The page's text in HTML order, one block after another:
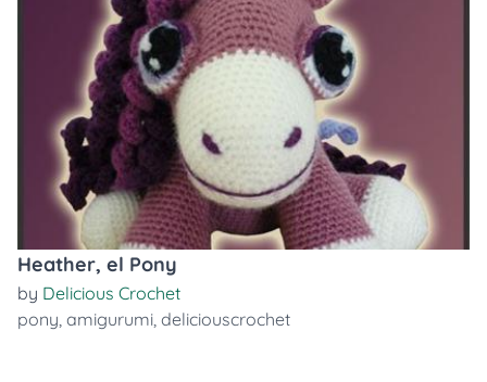
Heather, el Pony
by Delicious Crochet
pony, amigurumi, deliciouscrochet